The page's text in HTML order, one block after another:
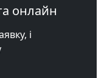
онлайн
і